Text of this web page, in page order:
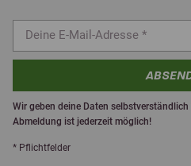
Wir geben deine Daten
Abmeldung ist jederzeit möglich!
* Pflichtfelder